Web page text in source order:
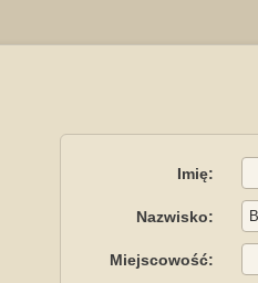
Imię:
Nazwisko:
Miejscowość: